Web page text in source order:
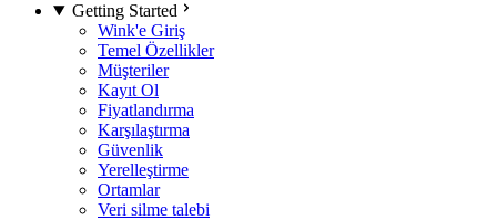
Getting Started
Wink'e Giriş
Temel Özellikler
Müşteriler
Kayıt Ol
Fiyatlandırma
Karşılaştırma
Güvenlik
Yerelleştirme
Ortamlar
Veri silme talebi